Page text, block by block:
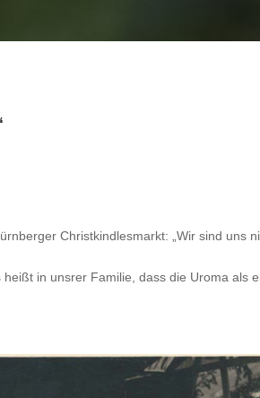
Christkindlesmarkt: „Wir sind uns
in unsrer Familie, dass die Uroma als